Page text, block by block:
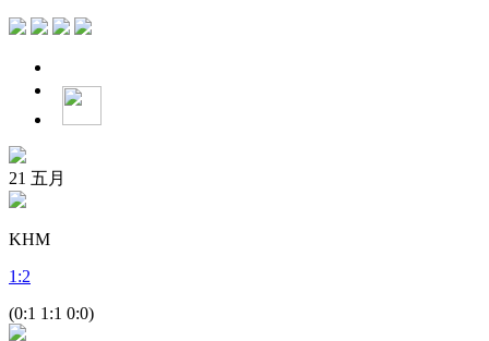
21 五月
KHM
1 :2
(0:1 1:1 0:0)